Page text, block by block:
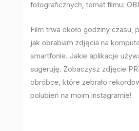
fotograficznych, temat filmu:
Film trwa około godziny czasu,
jak obrabiam zdjęcia na
smartfonie. Jakie aplikacje
sugeruję. Zobaczysz zdjęcie
obróbce, które zebrało
polubień na moim instagramie!